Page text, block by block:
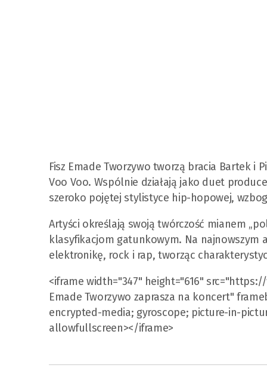
Fisz Emade Tworzywo tworzą bracia Bartek i
Voo Voo. Wspólnie działają jako duet
szeroko pojętej stylistyce hip-hopowej,
Artyści określają swoją twórczość mianem
klasyfikacjom gatunkowym. Na najnowszym
elektronikę, rock i rap, tworząc
<iframe width="347" height="616"
Emade Tworzywo zaprasza na koncert"
encrypted-media; gyroscope; picture-in-
allowfullscreen></iframe>